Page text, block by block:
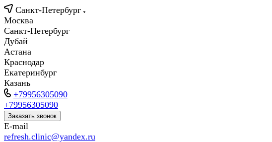
Санкт-Петербург
Москва
Санкт-Петербург
Дубай
Астана
Краснодар
Екатеринбург
Казань
+79956305090
+79956305090
Заказать звонок
E-mail
refresh.clinic@yandex.ru